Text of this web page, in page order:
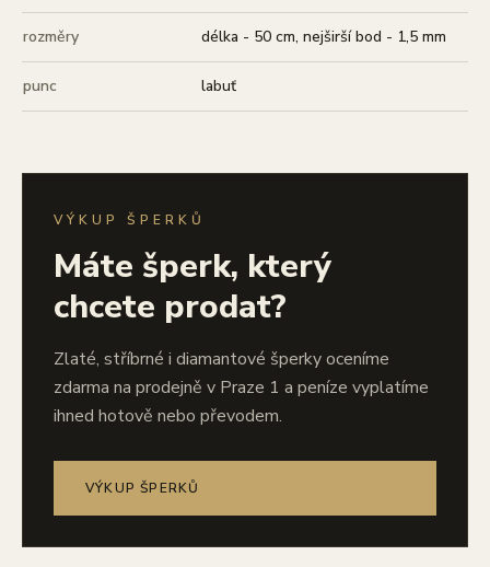
rozměry délka - 50 cm, nejširší bod - 1,5 mm
punc labuť
VÝKUP ŠPERKŮ
Máte šperk, který
chcete prodat?
Zlaté, stříbrné i diamantové šperky oceníme
zdarma na prodejně v Praze 1 a peníze vyplatíme
ihned hotově nebo převodem.
VÝKUP ŠPERKŮ